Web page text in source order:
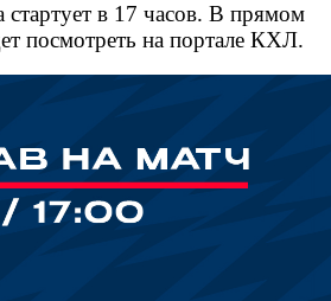
в 17 часов. В прямом
посмотреть на портале КХЛ.